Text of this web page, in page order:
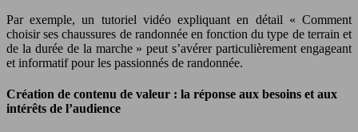
Par exemple, un tutoriel vidéo expliquant en détail « Comment
choisir ses chaussures de randonnée en fonction du type de terrain et
de la durée de la marche » peut s’avérer particulièrement engageant
et informatif pour les passionnés de randonnée.
Création de contenu de valeur : la réponse aux besoins et aux
intérêts de l’audience